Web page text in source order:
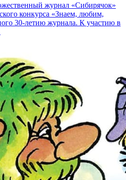
журнал «Сибирячок»
конкурса «Знаем, любим,
30-летию журнала. К участию в